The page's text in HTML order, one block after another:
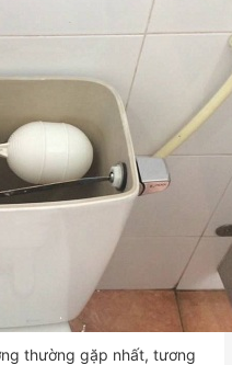
thường gặp nhất, tương